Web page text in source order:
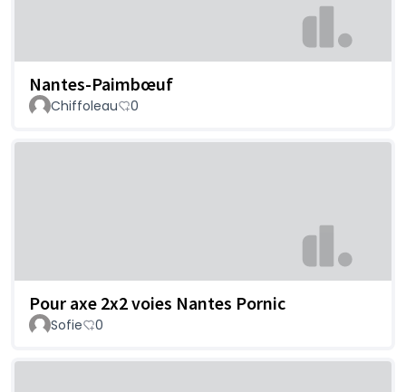
Nantes-Paimbœuf
Chiffoleau 0
Pour axe 2x2 voies Nantes Pornic
Sofie 0